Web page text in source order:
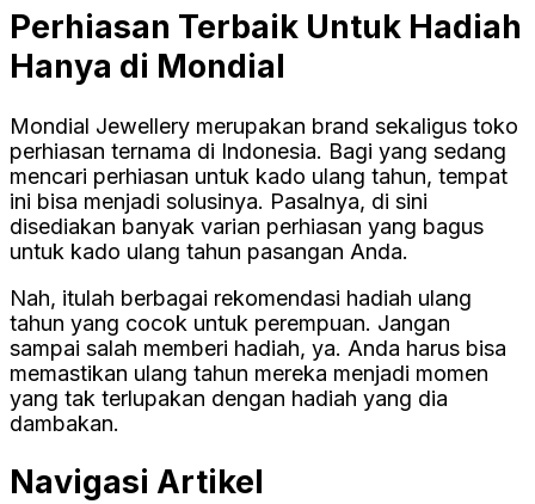
Perhiasan Terbaik Untuk Hadiah
Hanya di Mondial
Mondial Jewellery merupakan brand sekaligus toko
perhiasan ternama di Indonesia. Bagi yang sedang
mencari perhiasan untuk kado ulang tahun, tempat
ini bisa menjadi solusinya. Pasalnya, di sini
disediakan banyak varian perhiasan yang bagus
untuk kado ulang tahun pasangan Anda.
Nah, itulah berbagai rekomendasi hadiah ulang
tahun yang cocok untuk perempuan. Jangan
sampai salah memberi hadiah, ya. Anda harus bisa
memastikan ulang tahun mereka menjadi momen
yang tak terlupakan dengan hadiah yang dia
dambakan.
Navigasi Artikel